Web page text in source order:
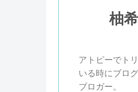
柚
アトピーでト
いる時にブロ
ブロガー。